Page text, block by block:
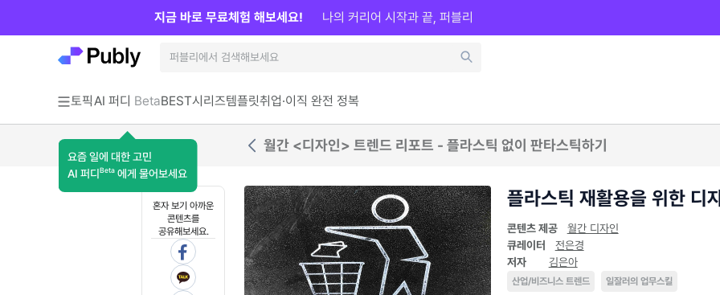
토픽AI 퍼디 Beta
요즘 일에 대한 고민
AI 퍼디 Beta 에게 물어보세요
BEST시리즈템플릿취업·이직 완전 정복
지금 바로 무료체험 해보세요! 나의 커리어 시작과 끝, 퍼블리
월간 <디자인> 트렌드 리포트 - 플라스틱 없이 판타스틱하기
혼자 보기 아까운
콘텐츠를
공유해보세요.
플라스틱 재활용을 위한 디
콘텐츠 제공
월간 디자인
큐레이터
전은경
저자
김은아
산업/비즈니스 트렌드 일잘러의 업무스킬